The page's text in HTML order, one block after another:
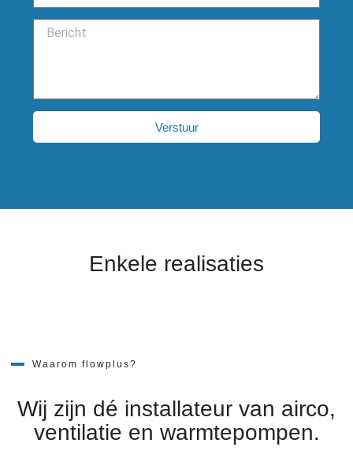
Verstuur
Enkele realisaties
Waarom flowplus?
Wij zijn dé installateur van airco,
ventilatie en warmtepompen.